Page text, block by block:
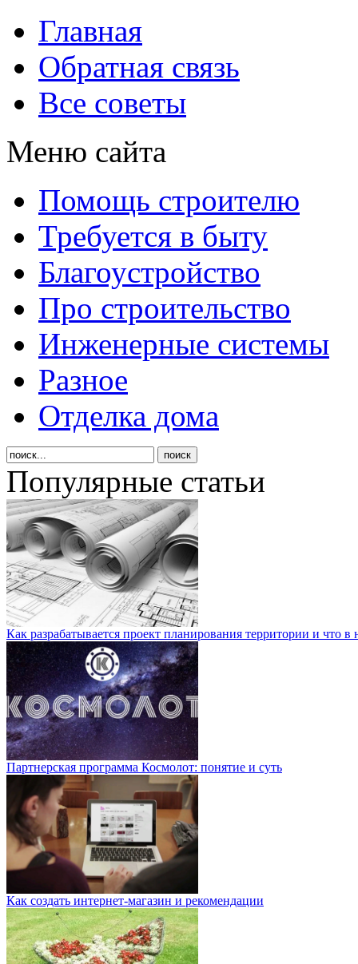
Главная
Обратная связь
Все советы
Меню сайта
Помощь строителю
Требуется в быту
Благоустройство
Про строительство
Инженерные системы
Разное
Отделка дома
Популярные статьи
Как разрабатывается проект планирования территории и что в
Партнерская программа Космолот: понятие и суть
Как создать интернет-магазин и рекомендации